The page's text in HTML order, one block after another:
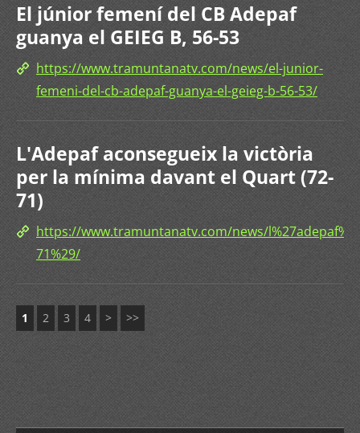
El júnior femení del CB Adepaf
guanya el GEIEG B, 56-53
https://www.tramuntanatv.com/news/el-junior-
femeni-del-cb-adepaf-guanya-el-geieg-b-56-53/
L'Adepaf aconsegueix la victòria
per la mínima davant el Quart (72-
71)
https://www.tramuntanatv.com/news/
71%29/
1 2 3 4 > >>